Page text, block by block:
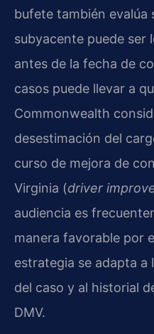
bufete también evalúa
subyacente puede ser
antes de la fecha de
casos puede llevar a
Commonwealth
desestimación del
curso de mejora de
Virginia (driver
audiencia es
manera favorable por
estrategia se adapta a
del caso y al historial
DMV.